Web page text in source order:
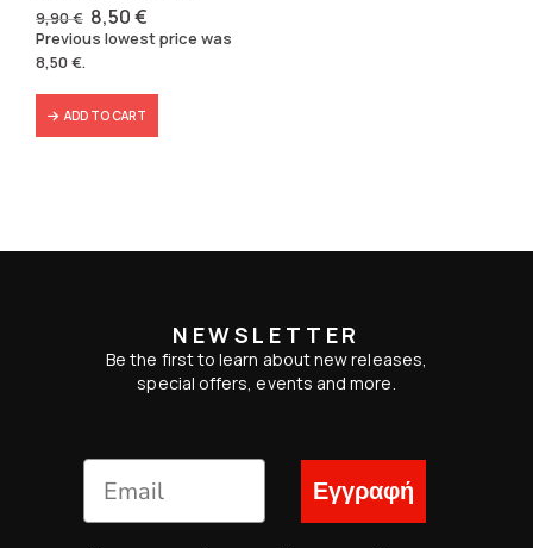
9,90€ Original
price
was:
8,50€Current
price
is:
Previous lowest price was
8,50€.
ADD TO CART
NEWSLETTER
Be the first to learn about new releases,
special offers, events and more.
Εγγραφή